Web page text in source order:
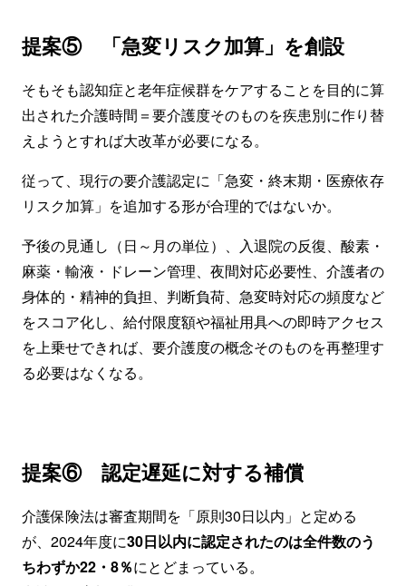
提案⑤ 「急変リスク加算」を創設
そもそも認知症と老年症候群をケアすることを目的に算
出された介護時間＝要介護度そのものを疾患別に作り替
えようとすれば大改革が必要になる。
従って、現行の要介護認定に「急変・終末期・医療依存
リスク加算」を追加する形が合理的ではないか。
予後の見通し（日～月の単位）、入退院の反復、酸素・
麻薬・輸液・ドレーン管理、夜間対応必要性、介護者の
身体的・精神的負担、判断負荷、急変時対応の頻度など
をスコア化し、給付限度額や福祉用具への即時アクセス
を上乗せできれば、要介護度の概念そのものを再整理す
る必要はなくなる。
提案⑥ 認定遅延に対する補償
介護保険法は審査期間を「原則30日以内」と定める
が、2024年度に30日以内に認定されたのは全件数のう
ちわずか22・8％にとどまっている。